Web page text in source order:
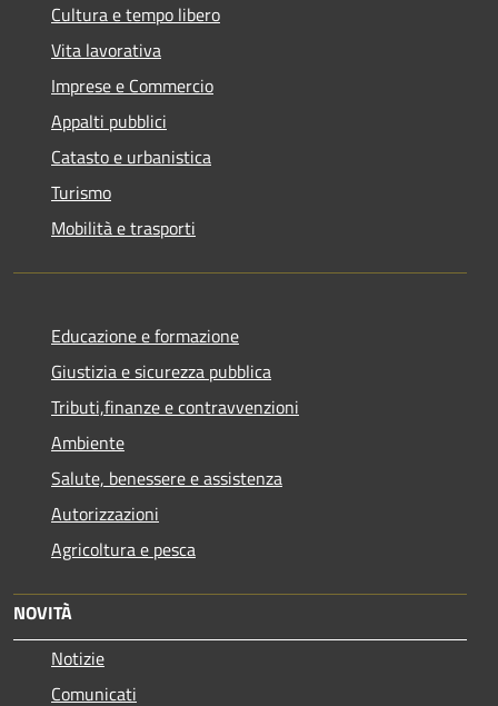
Cultura e tempo libero
Vita lavorativa
Imprese e Commercio
Appalti pubblici
Catasto e urbanistica
Turismo
Mobilità e trasporti
Educazione e formazione
Giustizia e sicurezza pubblica
Tributi,finanze e contravvenzioni
Ambiente
Salute, benessere e assistenza
Autorizzazioni
Agricoltura e pesca
NOVITÀ
Notizie
Comunicati